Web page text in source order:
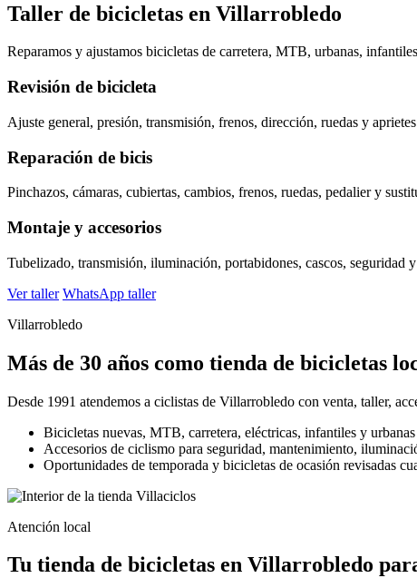
Taller de bicicletas en Villarrobledo
Reparamos y ajustamos bicicletas de carretera, MTB, urbanas,
Revisión de bicicleta
Ajuste general, presión, transmisión, frenos, dirección, ruedas y
Reparación de bicis
Pinchazos, cámaras, cubiertas, cambios, frenos, ruedas, pedalier y
Montaje y accesorios
Tubelizado, transmisión, iluminación, portabidones, cascos, seguridad
Ver taller WhatsApp taller
Villarrobledo
Más de 30 años como tienda de bicicletas
Desde 1991 atendemos a ciclistas de Villarrobledo con venta, taller,
Bicicletas nuevas, MTB, carretera, eléctricas, infantiles y
Accesorios de ciclismo para seguridad, mantenimiento,
Oportunidades de temporada y bicicletas de ocasión revisadas
Atención local
Tu tienda de bicicletas en Villarrobledo